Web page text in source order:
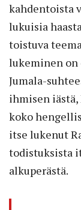
kahdentoista
lukuisia
toistuva
lukeminen
Jumala-
ihmisen
koko
itse lukenut
todistuksista
alkuperästä.